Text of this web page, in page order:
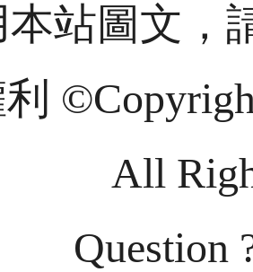
站圖文，
All
Question